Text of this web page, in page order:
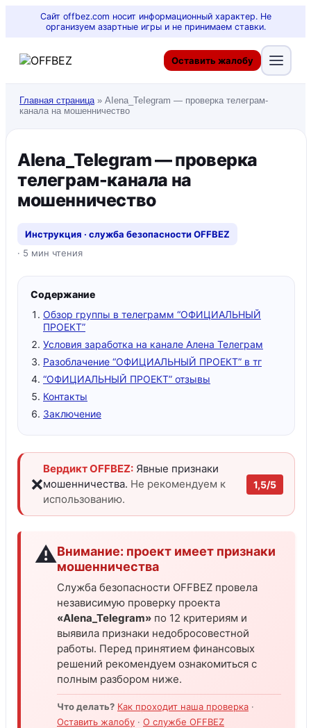
Сайт offbez.com носит информационный характер. Не
организуем азартные игры и не принимаем ставки.
Оставить жалобу
Главная страница» AIena_TeIegram — проверка телеграм-
канала на мошенничество
AIena_TeIegram — проверка
телеграм-канала на
мошенничество
Инструкция · служба безопасности OFFBEZ
· 5 мин чтения
Содержание
Обзор группы в телеграмм “ОФИЦИАЛЬНЫЙ
ПРОЕКТ️”
Условия заработка на канале Алена Телеграм
Разоблачение “ОФИЦИАЛЬНЫЙ ПРОЕКТ” в тг
“ОФИЦИАЛЬНЫЙ ПРОЕКТ” отзывы
Контакты
Заключение
❌
Вердикт OFFBEZ: Явные признаки
мошенничества. Не рекомендуем к
использованию.
1,5/5
⚠️Внимание: проект имеет признаки
мошенничества
Служба безопасности OFFBEZ провела
независимую проверку проекта
«AIena_TeIegram» по 12 критериям и
выявила признаки недобросовестной
работы. Перед принятием финансовых
решений рекомендуем ознакомиться с
полным разбором ниже.
Что делать? Как проходит наша проверка ·
Оставить жалобу · О службе OFFBEZ